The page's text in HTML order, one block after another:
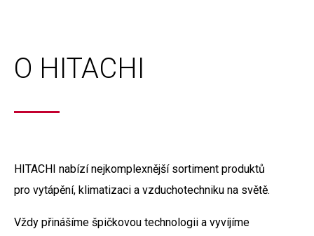
O HITACHI
HITACHI nabízí nejkomplexnější sortiment produktů
pro vytápění, klimatizaci a vzduchotechniku na světě.
Vždy přinášíme špičkovou technologii a vyvíjíme